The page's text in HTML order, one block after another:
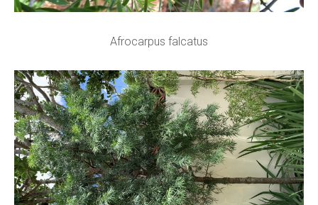
Afrocarpus falcatus